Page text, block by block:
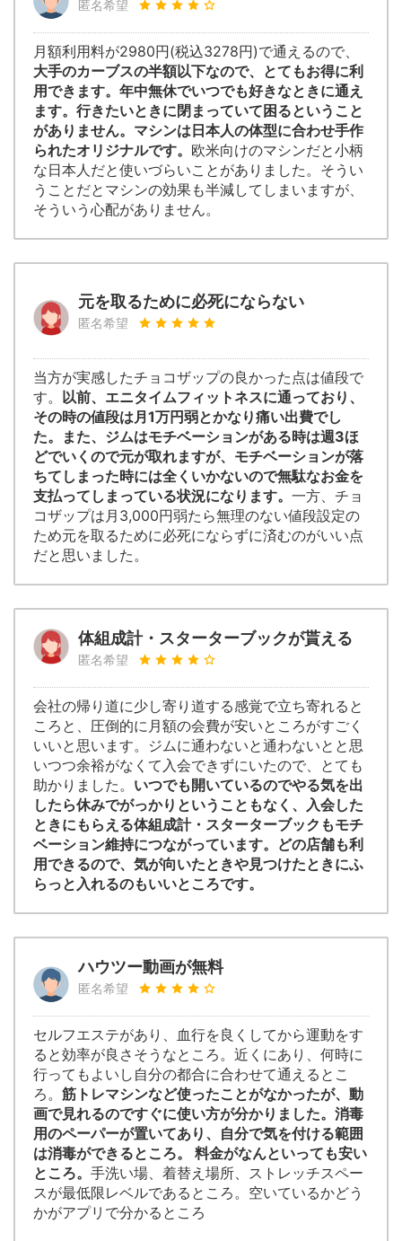
匿名希望
月額利用料が2980円(税込3278円)で通えるので、
大手のカーブスの半額以下なので、とてもお得に利
用できます。年中無休でいつでも好きなときに通え
ます。行きたいときに閉まっていて困るということ
がありません。マシンは日本人の体型に合わせ手作
られたオリジナルです。 欧米向けのマシンだと小柄
な日本人だと使いづらいことがありました。そうい
うことだとマシンの効果も半減してしまいますが、
そういう心配がありません。
元を取るために必死にならない
匿名希望
当方が実感したチョコザップの良かった点は値段で
す。 以前、エニタイムフィットネスに通っており、
その時の値段は月1万円弱とかなり痛い出費でし
た。また、ジムはモチベーションがある時は週3ほ
どでいくので元が取れますが、モチベーションが落
ちてしまった時には全くいかないので無駄なお金を
支払ってしまっている状況になります。 一方、チョ
コザップは月3,000円弱たら無理のない値段設定の
ため元を取るために必死にならずに済むのがいい点
だと思いました。
体組成計・スターターブックが貰える
匿名希望
会社の帰り道に少し寄り道する感覚で立ち寄れると
ころと、圧倒的に月額の会費が安いところがすごく
いいと思います。ジムに通わないと通わないとと思
いつつ余裕がなくて入会できずにいたので、とても
助かりました。 いつでも開いているのでやる気を出
したら休みでがっかりということもなく、入会した
ときにもらえる体組成計・スターターブックもモチ
ベーション維持につながっています。どの店舗も利
用できるので、気が向いたときや見つけたときにふ
らっと入れるのもいいところです。
ハウツー動画が無料
匿名希望
セルフエステがあり、血行を良くしてから運動をす
ると効率が良さそうなところ。近くにあり、何時に
行ってもよいし自分の都合に合わせて通えるとこ
ろ。 筋トレマシンなど使ったことがなかったが、動
画で見れるのですぐに使い方が分かりました。消毒
用のペーパーが置いてあり、自分で気を付ける範囲
は消毒ができるところ。 料金がなんといっても安い
ところ。 手洗い場、着替え場所、ストレッチスペー
スが最低限レベルであるところ。空いているかどう
かがアプリで分かるところ